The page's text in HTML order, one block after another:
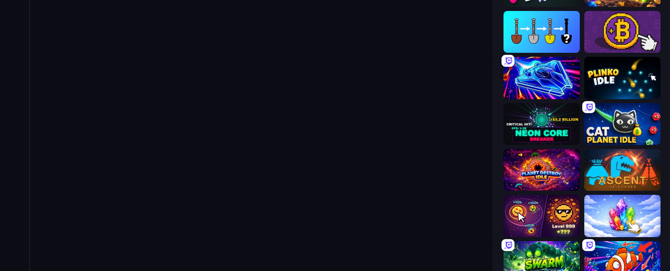
Satisfying Ball Clicker Lucky Pick
Money Maker
Stellar Swarm Plinko Idle
Neon Core Breaker Cat Planet Idle
Planet Destroy Idle Ascent of Echoes
Dominate All Shapes Crystalia Idle Clicker